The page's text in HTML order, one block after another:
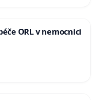
ORL v nemocnici